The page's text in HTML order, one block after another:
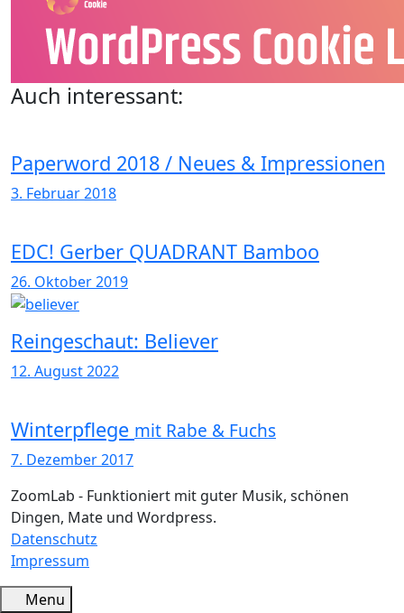
Auch interessant:
Paperword 2018 / Neues & Impressionen
3. Februar 2018
EDC! Gerber QUADRANT Bamboo
26. Oktober 2019
Reingeschaut: Believer
12. August 2022
Winterpflege mit Rabe & Fuchs
7. Dezember 2017
ZoomLab - Funktioniert mit guter Musik, schönen
Dingen, Mate und Wordpress.
Datenschutz
Impressum
Menu